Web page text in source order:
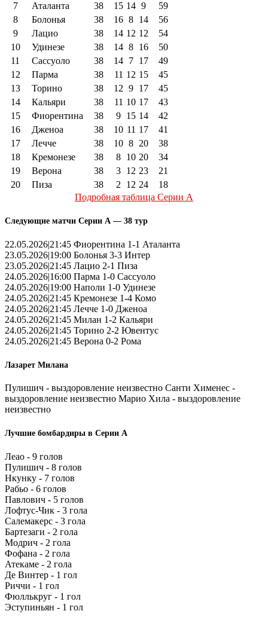
7
Аталанта 38 15 14 9
59
8
Болонья 38 16 8 14
56
9
Лацио 38 14 12 12
54
10
Удинезе 38 14 8 16
50
11
Сассуоло 38 14 7 17
49
12
Парма 38 11 12 15
45
13
Торино 38 12 9 17
45
14
Кальяри 38 11 10 17
43
15
Фиорентина 38 9 15 14
42
16
Дженоа 38 10 11 17
41
17
Лечче 38 10 8 20
38
18
Кремонезе 38 8 10 20
34
19
Верона 38 3 12 23
21
20
Пиза 38 2 12 24
18
Подробная таблица Серии А
Следующие матчи Серии А — 38 тур
22.05.2026|21:45 Фиорентина 1-1 Аталанта
23.05.2026|19:00 Болонья 3-3 Интер
23.05.2026|21:45 Лацио 2-1 Пиза
24.05.2026|16:00 Парма 1-0 Сассуоло
24.05.2026|19:00 Наполи 1-0 Удинезе
24.05.2026|21:45 Кремонезе 1-4 Комо
24.05.2026|21:45 Лечче 1-0 Дженоа
24.05.2026|21:45 Милан 1-2 Кальяри
24.05.2026|21:45 Торино 2-2 Ювентус
24.05.2026|21:45 Верона 0-2 Рома
Лазарет Милана
Пулишич - выздоровление неизвестно Санти Хименес -
выздоровление неизвестно Марио Хила - выздоровление
неизвестно
Лучшие бомбардиры в Серии А
Леао - 9 голов
Пулишич - 8 голов
Нкунку - 7 голов
Рабьо - 6 голов
Павлович - 5 голов
Лофтус-Чик - 3 гола
Салемакерс - 3 гола
Бартезаги - 2 гола
Модрич - 2 гола
Фофана - 2 гола
Атекаме - 2 гола
Де Винтер - 1 гол
Риччи - 1 гол
Фюллькруг - 1 гол
Эступиньян - 1 гол